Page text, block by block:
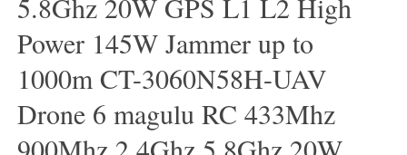
5.8Ghz 20W GPS L1 L2 High
Power 145W Jammer up to
1000m CT-3060N58H-UAV
Drone 6 magulu RC 433Mhz